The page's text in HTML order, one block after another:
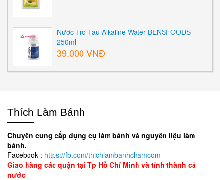
Nước Tro Tàu Alkaline Water BENSFOODS -
250ml
39.000 VNĐ
Thích Làm Bánh
Chuyên cung cấp dụng cụ làm bánh và nguyên liệu làm
bánh.
Facebook : https://fb.com/thichlambanhchamcom
Giao hàng các quận tại Tp Hồ Chí Minh và tỉnh thành cả
nước